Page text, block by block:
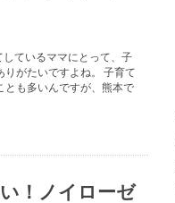
ているママにとって、子
がたいですよね。 子育て
とも多いんですが、熊本で
！ノイローゼ